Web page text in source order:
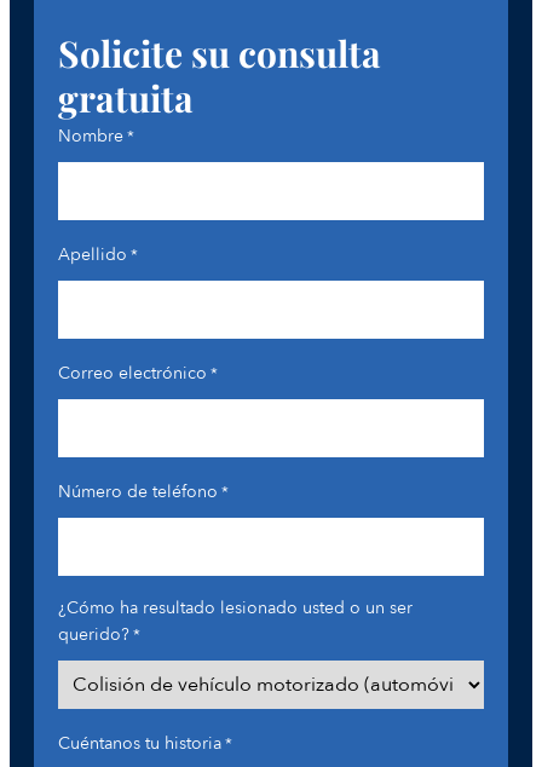
Solicite su consulta
gratuita
Nombre*
Apellido *
Correo electrónico *
Número de teléfono *
¿Cómo ha resultado lesionado usted o un ser
querido?*
Cuéntanos tu historia*